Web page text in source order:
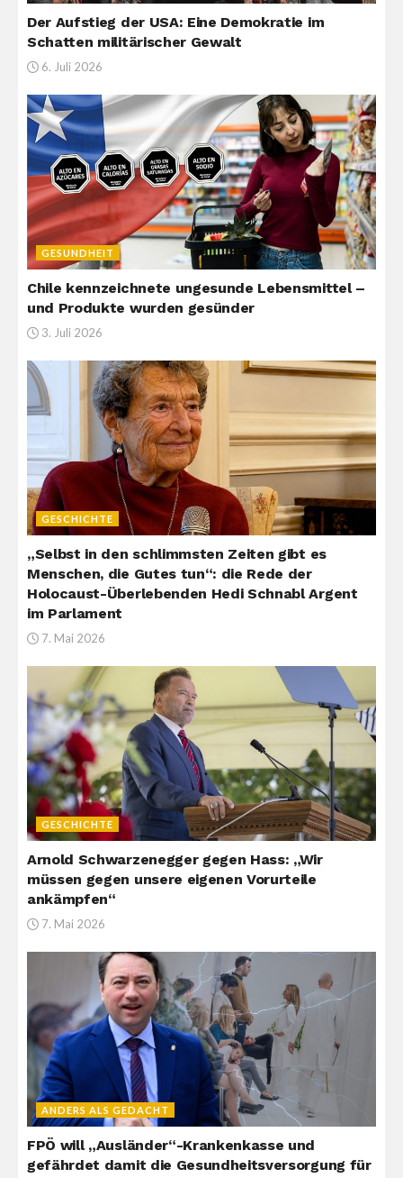
Der Aufstieg der USA: Eine Demokratie im
Schatten militärischer Gewalt
6. Juli 2026
GESUNDHEIT
Chile kennzeichnete ungesunde Lebensmittel –
und Produkte wurden gesünder
3. Juli 2026
GESCHICHTE
„Selbst in den schlimmsten Zeiten gibt es
Menschen, die Gutes tun“: die Rede der
Holocaust-Überlebenden Hedi Schnabl Argent
im Parlament
7. Mai 2026
GESCHICHTE
Arnold Schwarzenegger gegen Hass: „Wir
müssen gegen unsere eigenen Vorurteile
ankämpfen“
7. Mai 2026
ANDERS ALS GEDACHT
FPÖ will „Ausländer“-Krankenkasse und
gefährdet damit die Gesundheitsversorgung für